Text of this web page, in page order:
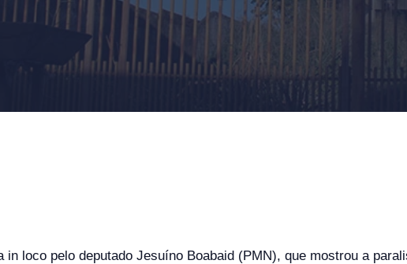
in loco pelo deputado Jesuíno Boabaid (PMN), que mostrou a